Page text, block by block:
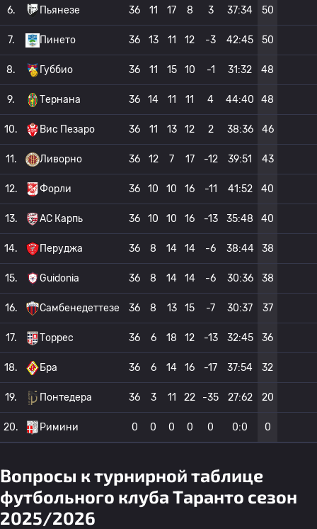
6. Пьянезе 36 11 17 8 3 37:34 50
7. Пинето 36 13 11 12 -3 42:45 50
8. Губбио 36 11 15 10 -1 31:32 48
9. Тернана 36 14 11 11 4 44:40 48
10. Вис Пезаро 36 11 13 12 2 38:36 46
11. Ливорно 36 12 7 17 -12 39:51 43
12. Форли 36 10 10 16 -11 41:52 40
13. АС Карпь 36 10 10 16 -13 35:48 40
14. Перуджа 36 8 14 14 -6 38:44 38
15. Guidonia 36 8 14 14 -6 30:36 38
16. Самбенедеттезе 36 8 13 15 -7 30:37 37
17. Торрес 36 6 18 12 -13 32:45 36
18. Бра 36 6 14 16 -17 37:54 32
19. Понтедера 36 3 11 22 -35 27:62 20
20. Римини 0 0 0 0 0 0:0 0
Вопросы к турнирной таблице
футбольного клуба Таранто сезон
2025/2026